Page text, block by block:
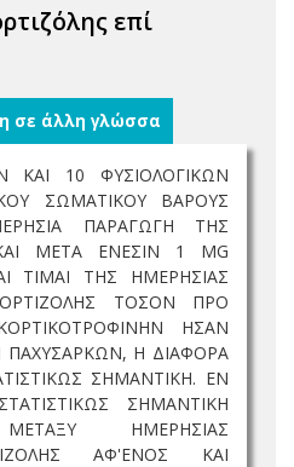
επί
σε άλλη γλώσσα
ΚΑΙ 10 ΦΥΣΙΟΛΟΓΙΚΩΝ
ΣΩΜΑΤΙΚΟΥ ΒΑΡΟΥΣ
ΠΑΡΑΓΩΓΗ ΤΗΣ
ΜΕΤΑ ΕΝΕΣΙΝ 1 MG
ΤΙΜΑΙ ΤΗΣ ΗΜΕΡΗΣΙΑΣ
ΤΟΣΟΝ ΠΡΟ
ΗΣΑΝ
ΠΑΧΥΣΑΡΚΩΝ, Η ΔΙΑΦΟΡΑ
ΣΗΜΑΝΤΙΚΗ. ΕΝ
ΣΗΜΑΝΤΙΚΗ
ΜΕΤΑΞΥ ΗΜΕΡΗΣΙΑΣ
ΑΦ'ΕΝΟΣ ΚΑΙ